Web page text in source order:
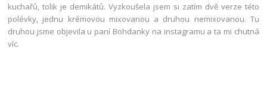
kuchařů, tolik je demikátů. Vyzkoušela jsem si zatím dvě verze této
polévky, jednu krémovou mixovanou a druhou nemixovanou. Tu
druhou jsme objevila u paní Bohdanky na instagramu a ta mi chutná
víc.